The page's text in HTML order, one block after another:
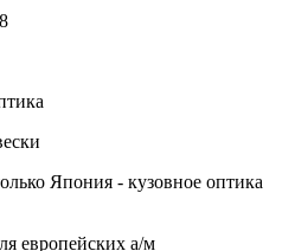
Япония - кузовное оптика
европейских а/м